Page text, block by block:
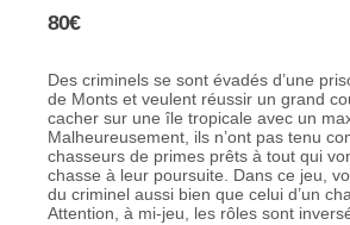
80€
Des criminels se sont évadés d’une
de Monts et veulent réussir un grand
cacher sur une île tropicale avec un
Malheureusement, ils n’ont pas tenu
chasseurs de primes prêts à tout qui
chasse à leur poursuite. Dans ce jeu,
du criminel aussi bien que celui d’un
Attention, à mi-jeu, les rôles sont